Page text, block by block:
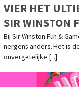
VIER HET
SIR WINSTON
Bij Sir Winston Fun &
nergens anders. Het is
onvergetelijke [...]